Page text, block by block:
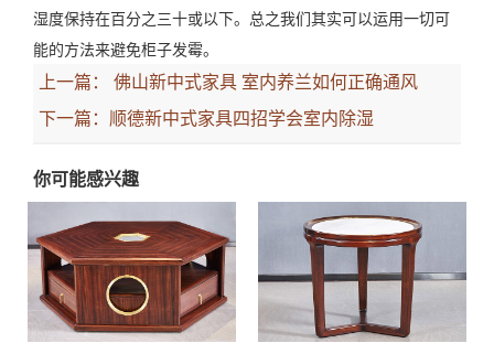
湿度保持在百分之三十或以下。总之我们其实可以运用一切可
能的方法来避免柜子发霉。
上一篇： 佛山新中式家具 室内养兰如何正确通风
下一篇： 顺德新中式家具四招学会室内除湿
你可能感兴趣